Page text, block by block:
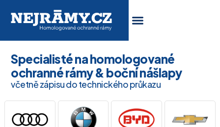
Specialisté na homologované
ochranné rámy & boční nášlapy
včetně zápisu do technického průkazu